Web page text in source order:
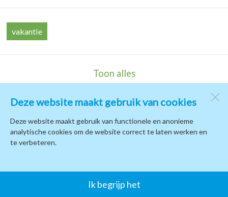
Deze website maakt gebruik van cookies
Deze website maakt gebruik van functionele en anonieme
analytische cookies om de website correct te laten werken en
te verbeteren.
Ik begrijp het
vakantie
Toon alles
Kindcentrum de Terp
de Campus 1
1771 PB Wieringerwerf
SdH Vormgeving | Ziber DS4